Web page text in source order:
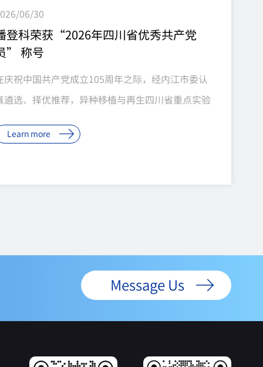
06/30
登科荣获“2026年四川省优秀共产党
” 称号
庆祝中国共产党成立105周年之际，经内江市委认
遴选、择优推荐，异种移植与再生四川省重点实验
省委授予“2026年四川省优秀共产党员”称号。这
、勇攀高峰的礼赞，更是一家民营科技企业以党建
前沿，以解决器官短缺这一全球性困境为己任。作
点研发计划、国家自然科学基金等多项国家级重...
Learn more
Message Us